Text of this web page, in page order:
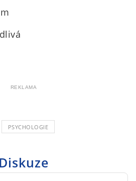
REKLAMA
PSYCHOLOGIE
Diskuze